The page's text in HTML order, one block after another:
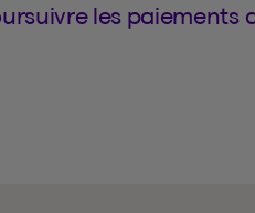
les paiements